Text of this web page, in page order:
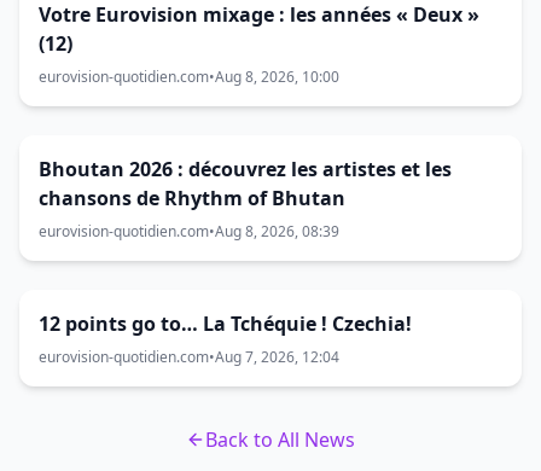
Votre Eurovision mixage : les années « Deux »
(12)
eurovision-quotidien.com•Aug 8, 2026, 10:00
Bhoutan 2026 : découvrez les artistes et les
chansons de Rhythm of Bhutan
eurovision-quotidien.com•Aug 8, 2026, 08:39
12 points go to… La Tchéquie ! Czechia!
eurovision-quotidien.com•Aug 7, 2026, 12:04
Back to All News